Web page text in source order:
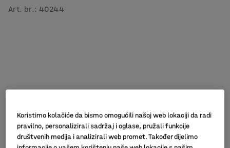
Art. br. : 40244
Koristimo kolačiće da bismo omogućili našoj web lokaciji da radi
pravilno, personalizirali sadržaj i oglase, pružali funkcije
društvenih medija i analizirali web promet. Također dijelimo